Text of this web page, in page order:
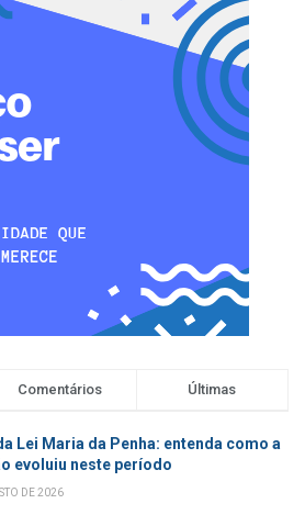
Comentários Últimas
Lei Maria da Penha: entenda como a
evoluiu neste período
DE 2026